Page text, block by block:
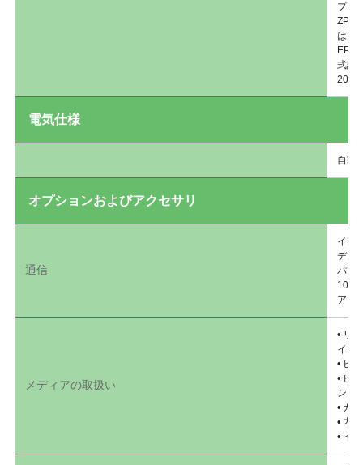
プロ
ZPL
は、
EPL
式設
電気仕様
自動
オプションおよびアクセサリ
通信
イン
デュ
パラ
10/
アプ
メディアの取扱い
• リ
イナ
• ピ
• ピ
ンド
• カ
• 内
• イ